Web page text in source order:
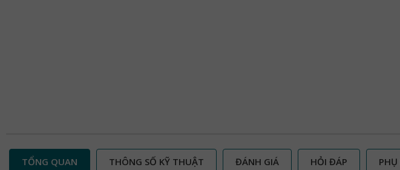
TỔNG QUAN THÔNG SỐ KỸ THUẬT ĐÁNH GIÁ HỎI ĐÁP PHỤ